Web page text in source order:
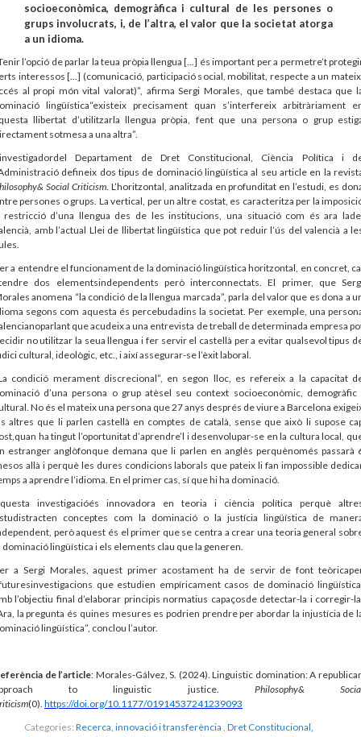
socioeconòmica, demogràfica i cultural de les persones o
grups involucrats, i, de l’altra, el valor que la societat atorga
a un idioma.
l’opció de parlar la teua pròpia llengua [...] és important per a permetre’t
interessos [...] (comunicació, participació social, mobilitat, respecte a un
al propi món vital valorat)”, afirma Sergi Morales, que també destaca que
lingüística“existeix precisament quan s’interfereix arbitràriament
llibertat d’utilitzarla llengua pròpia, fent que una persona o grup
sotmesa a una altra”.
Departament de Dret Constitucional, Ciència Política i
defineix dos tipus de dominació lingüística al seu article en la
Social Criticism. L’horitzontal, analitzada en profunditat en l’estudi, es
persones o grups. La vertical, per un altre costat, es caracteritza per la
restricció d’una llengua des de les institucions, una situació com és ara
amb l’actual Llei de llibertat lingüística que pot reduir l’ús del valencià a
a entendre el funcionament de la dominació lingüística horitzontal, en concret,
dos elementsindependents però interconnectats. El primer, que
anomena “la condició de la llengua marcada”, parla del valor que es dona a
segons com aquesta és percebudadins la societat. Per exemple, una
que acudeix a una entrevista de treball de determinada empresa
no utilitzar la seua llengua i fer servir el castellà per a evitar qualsevol tipus
cultural, ideològic, etc., i així assegurar-se l’èxit laboral.
condició merament discrecional”, en segon lloc, es refereix a la capacitat
d’una persona o grup atèsel seu context socioeconòmic, demogràfic
No és el mateix una persona que 27 anys després de viure a Barcelona
altres que li parlen castellà en comptes de català, sense que això li supose
ha tingut l’oportunitat d’aprendre’l i desenvolupar-se en la cultura local,
estranger anglòfonque demana que li parlen en anglès perquènomés passarà
allà i perquè les dures condicions laborals que pateix li fan impossible
a aprendre l’idioma. En el primer cas, sí que hi ha dominació.
investigacióés innovadora en teoria i ciència política perquè
conceptes com la dominació o la justícia lingüística de
però aquest és el primer que se centra a crear una teoria general
dominació lingüística i els elements clau que la generen.
a Sergi Morales, aquest primer acostament ha de servir de font
que estudien empíricament casos de dominació
l’objectiu final d’elaborar principis normatius capaçosde detectar-la i corregir-
la pregunta és quines mesures es podrien prendre per abordar la injustícia de
lingüística”, conclou l’autor.
de l’article: Morales-Gálvez, S. (2024). Linguistic domination: A
to linguistic justice. Philosophy&
(0). https://doi.org/10.1177/01914537241239093
Categories: Recerca, innovació i transferència Dret Constitucional,